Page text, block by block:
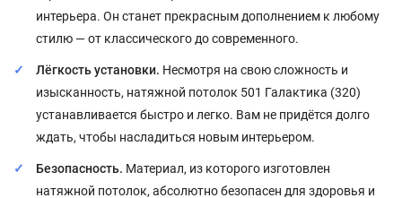
интерьера. Он станет прекрасным дополнением к любому
стилю — от классического до современного.
Лёгкость установки. Несмотря на свою сложность и
изысканность, натяжной потолок 501 Галактика (320)
устанавливается быстро и легко. Вам не придётся долго
ждать, чтобы насладиться новым интерьером.
Безопасность. Материал, из которого изготовлен
натяжной потолок, абсолютно безопасен для здоровья и